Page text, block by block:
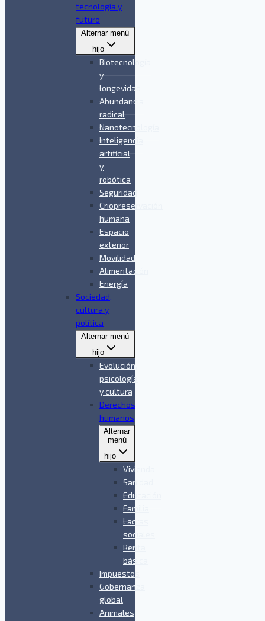
tecnología y
futuro
Alternar menú
hijo
Biotecnología
y
longevidad
Abundancia
radical
Nanotecnología
Inteligencia
artificial
y
robótica
Seguridad
Criopreservación
humana
Espacio
exterior
Movilidad
Alimentación
Energía
Sociedad,
cultura y
política
Alternar menú
hijo
Evolución,
psicología
y cultura
Derechos
humanos
Alternar
menú
hijo
Vivienda
Sanidad
Educación
Familia
Lacras
sociales
Renta
básica
Impuestos
Gobernanza
global
Animales